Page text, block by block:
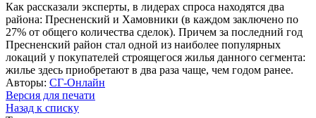
Как рассказали эксперты, в лидерах спроса находятся два
района: Пресненский и Хамовники (в каждом заключено по
27% от общего количества сделок). Причем за последний год
Пресненский район стал одной из наиболее популярных
локаций у покупателей строящегося жилья данного сегмента:
жилье здесь приобретают в два раза чаще, чем годом ранее.
Авторы: СГ-Онлайн
Версия для печати
Назад к списку